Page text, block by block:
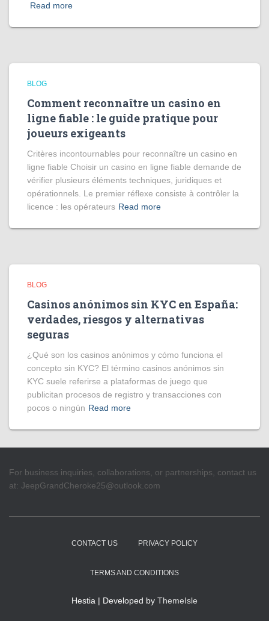
Read more
BLOG
Comment reconnaître un casino en
ligne fiable : le guide pratique pour
joueurs exigeants
Critères incontournables pour reconnaître un casino en
ligne fiable Choisir un casino en ligne fiable demande de
vérifier plusieurs éléments techniques, juridiques et
opérationnels. Le premier réflexe consiste à contrôler la
licence : les opérateurs Read more
BLOG
Casinos anónimos sin KYC en España:
verdades, riesgos y alternativas
seguras
¿Qué son los casinos anónimos y cómo funciona el
concepto sin KYC? El término casinos anónimos sin
KYC suele referirse a plataformas de juego que
publicitan procesos de registro y transacciones con
pocos o ningún Read more
For business inquiries, collaborations, or partnerships, contact us
at: JeepGrandCheroke25@outlook.com
CONTACT US PRIVACY POLICY
TERMS AND CONDITIONS
Hestia | Developed by ThemeIsle